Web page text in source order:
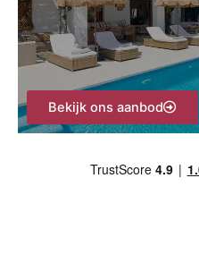
r
:
Bekijk ons aanbod